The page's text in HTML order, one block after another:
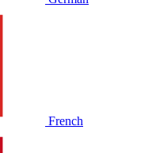
French